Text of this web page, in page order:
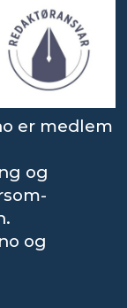
er medlem
og
og